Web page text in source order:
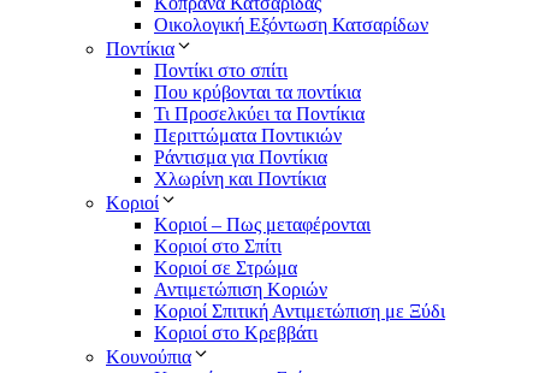
Οικολογική Εξόντωση Κατσαρίδων
Ποντίκια
Ποντίκι στο σπίτι
Που κρύβονται τα ποντίκια
Τι Προσελκύει τα Ποντίκια
Περιττώματα Ποντικιών
Ράντισμα για Ποντίκια
Χλωρίνη και Ποντίκια
Κοριοί
Κοριοί – Πως μεταφέρονται
Κοριοί στο Σπίτι
Κοριοί σε Στρώμα
Αντιμετώπιση Κοριών
Κοριοί Σπιτική Αντιμετώπιση με Ξύδι
Κοριοί στο Κρεββάτι
Κουνούπια